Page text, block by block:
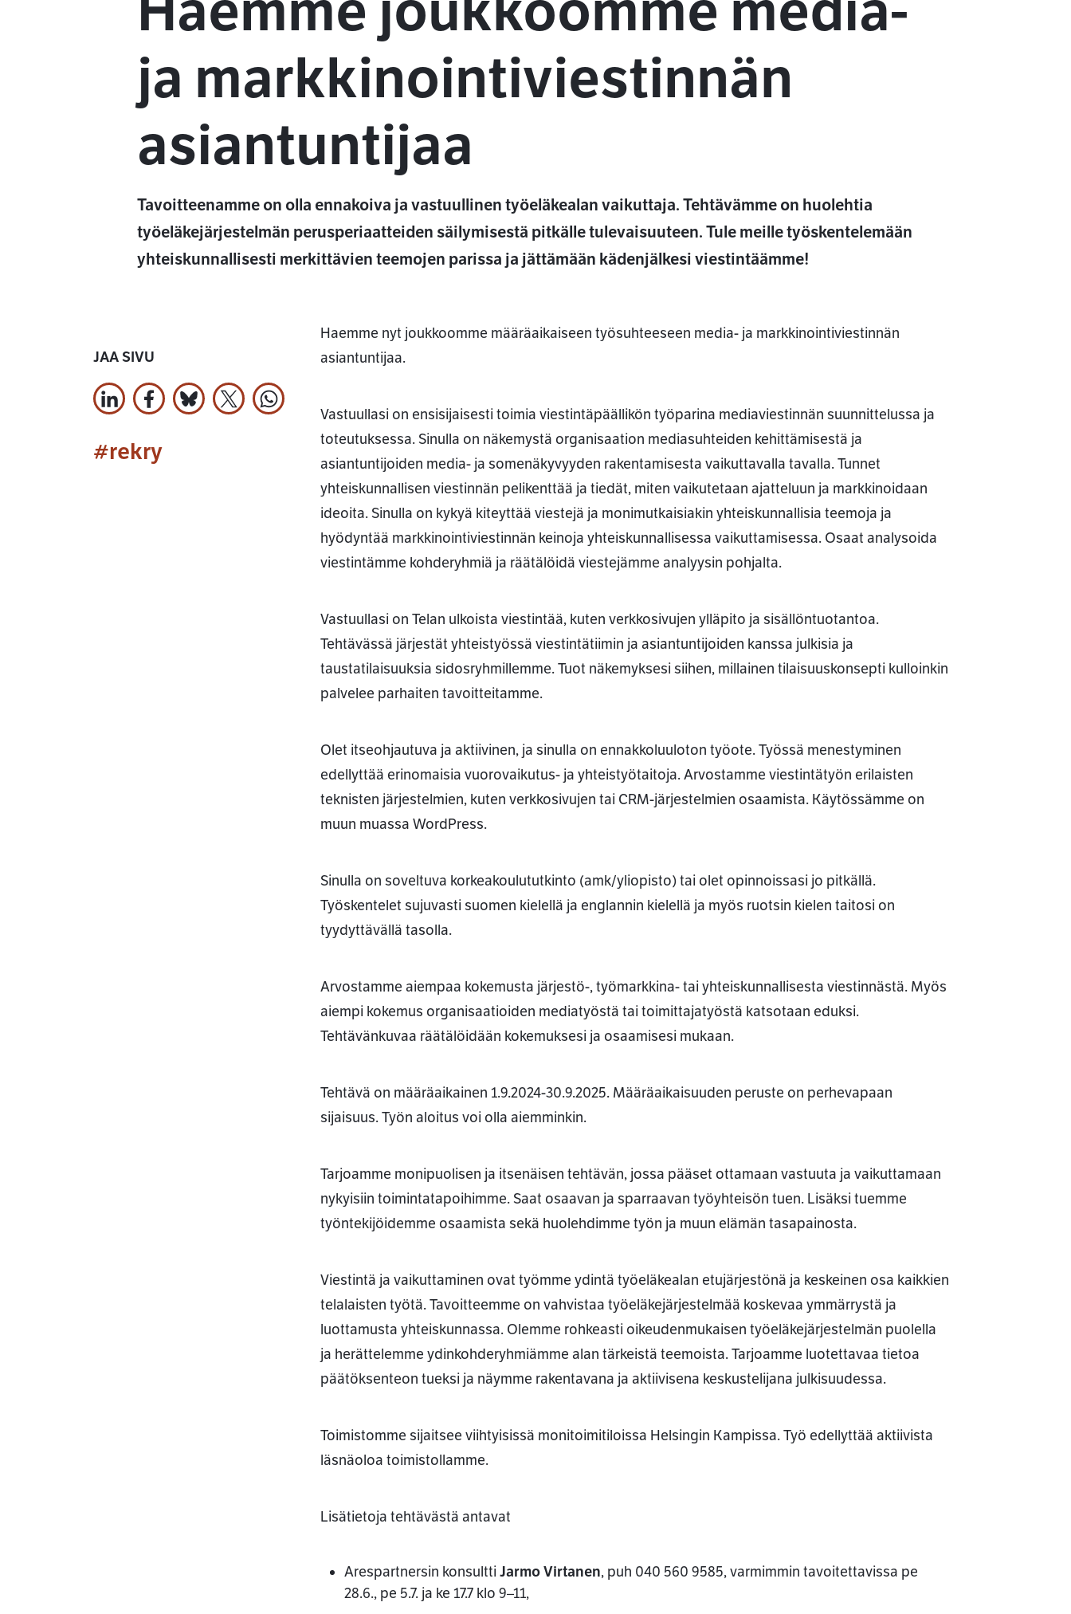
ja markkinointiviestinnän
asiantuntijaa
Tavoitteenamme on olla ennakoiva ja vastuullinen työeläkealan vaikuttaja. Tehtävämme on huolehtia
työeläkejärjestelmän perusperiaatteiden säilymisestä pitkälle tulevaisuuteen. Tule meille työskentelemään
yhteiskunnallisesti merkittävien teemojen parissa ja jättämään kädenjälkesi viestintäämme!
Haemme nyt joukkoomme määräaikaiseen työsuhteeseen media- ja markkinointiviestinnän
asiantuntijaa.
Vastuullasi on ensisijaisesti toimia viestintäpäällikön työparina mediaviestinnän suunnittelussa ja
toteutuksessa. Sinulla on näkemystä organisaation mediasuhteiden kehittämisestä ja
asiantuntijoiden media- ja somenäkyvyyden rakentamisesta vaikuttavalla tavalla. Tunnet
yhteiskunnallisen viestinnän pelikenttää ja tiedät, miten vaikutetaan ajatteluun ja markkinoidaan
ideoita. Sinulla on kykyä kiteyttää viestejä ja monimutkaisiakin yhteiskunnallisia teemoja ja
hyödyntää markkinointiviestinnän keinoja yhteiskunnallisessa vaikuttamisessa. Osaat analysoida
viestintämme kohderyhmiä ja räätälöidä viestejämme analyysin pohjalta.
Vastuullasi on Telan ulkoista viestintää, kuten verkkosivujen ylläpito ja sisällöntuotantoa.
Tehtävässä järjestät yhteistyössä viestintätiimin ja asiantuntijoiden kanssa julkisia ja
taustatilaisuuksia sidosryhmillemme. Tuot näkemyksesi siihen, millainen tilaisuuskonsepti kulloinkin
palvelee parhaiten tavoitteitamme.
Olet itseohjautuva ja aktiivinen, ja sinulla on ennakkoluuloton työote. Työssä menestyminen
edellyttää erinomaisia vuorovaikutus- ja yhteistyötaitoja. Arvostamme viestintätyön erilaisten
teknisten järjestelmien, kuten verkkosivujen tai CRM-järjestelmien osaamista. Käytössämme on
muun muassa WordPress.
Sinulla on soveltuva korkeakoulututkinto (amk/yliopisto) tai olet opinnoissasi jo pitkällä.
Työskentelet sujuvasti suomen kielellä ja englannin kielellä ja myös ruotsin kielen taitosi on
tyydyttävällä tasolla.
Arvostamme aiempaa kokemusta järjestö-, työmarkkina- tai yhteiskunnallisesta viestinnästä. Myös
aiempi kokemus organisaatioiden mediatyöstä tai toimittajatyöstä katsotaan eduksi.
Tehtävänkuvaa räätälöidään kokemuksesi ja osaamisesi mukaan.
Tehtävä on määräaikainen 1.9.2024-30.9.2025. Määräaikaisuuden peruste on perhevapaan
sijaisuus. Työn aloitus voi olla aiemminkin.
Tarjoamme monipuolisen ja itsenäisen tehtävän, jossa pääset ottamaan vastuuta ja vaikuttamaan
nykyisiin toimintatapoihimme. Saat osaavan ja sparraavan työyhteisön tuen. Lisäksi tuemme
työntekijöidemme osaamista sekä huolehdimme työn ja muun elämän tasapainosta.
Viestintä ja vaikuttaminen ovat työmme ydintä työeläkealan etujärjestönä ja keskeinen osa kaikkien
telalaisten työtä. Tavoitteemme on vahvistaa työeläkejärjestelmää koskevaa ymmärrystä ja
luottamusta yhteiskunnassa. Olemme rohkeasti oikeudenmukaisen työeläkejärjestelmän puolella
ja herättelemme ydinkohderyhmiämme alan tärkeistä teemoista. Tarjoamme luotettavaa tietoa
päätöksenteon tueksi ja näymme rakentavana ja aktiivisena keskustelijana julkisuudessa.
Toimistomme sijaitsee viihtyisissä monitoimitiloissa Helsingin Kampissa. Työ edellyttää aktiivista
läsnäoloa toimistollamme.
Lisätietoja tehtävästä antavat
Arespartnersin konsulttiJarmo Virtanen, puh 040 560 9585, varmimmin tavoitettavissa pe
28.6., pe 5.7. ja ke 17.7 klo 9–11,
JAA SIVU
Jaa LinkedInissä
Jaa Facebookissa
Jaa Bluesky:ssa
Jaa X:ssäJaa WhatsApissa
#rekry